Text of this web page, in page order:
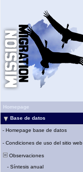
Homepage
Base de datos
- Homepage base de datos
- Condiciones de uso del sitio web
Observaciones
- Síntesis anual